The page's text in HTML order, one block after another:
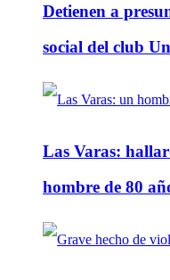
Detienen a
social del club
Las Varas:
hombre de 80